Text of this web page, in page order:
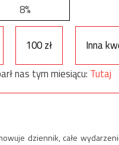
8%
100 zł
Inna
nas tym miesiącu: Tutaj
dziennik, całe